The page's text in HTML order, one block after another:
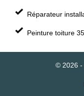
Réparateur
Peinture toiture
© 2026 -